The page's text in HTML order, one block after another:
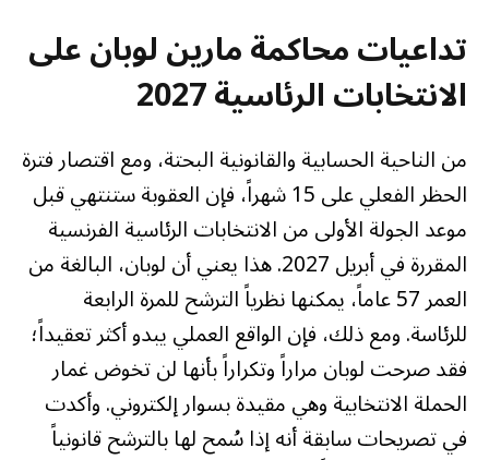
تداعيات محاكمة مارين لوبان على
الانتخابات الرئاسية 2027
من الناحية الحسابية والقانونية البحتة، ومع اقتصار فترة
الحظر الفعلي على 15 شهراً، فإن العقوبة ستنتهي قبل
موعد الجولة الأولى من الانتخابات الرئاسية الفرنسية
المقررة في أبريل 2027. هذا يعني أن لوبان، البالغة من
العمر 57 عاماً، يمكنها نظرياً الترشح للمرة الرابعة
للرئاسة. ومع ذلك، فإن الواقع العملي يبدو أكثر تعقيداً؛
فقد صرحت لوبان مراراً وتكراراً بأنها لن تخوض غمار
الحملة الانتخابية وهي مقيدة بسوار إلكتروني. وأكدت
في تصريحات سابقة أنه إذا سُمح لها بالترشح قانونياً